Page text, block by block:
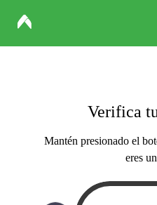
Verifica
Mantén presionado el
eres